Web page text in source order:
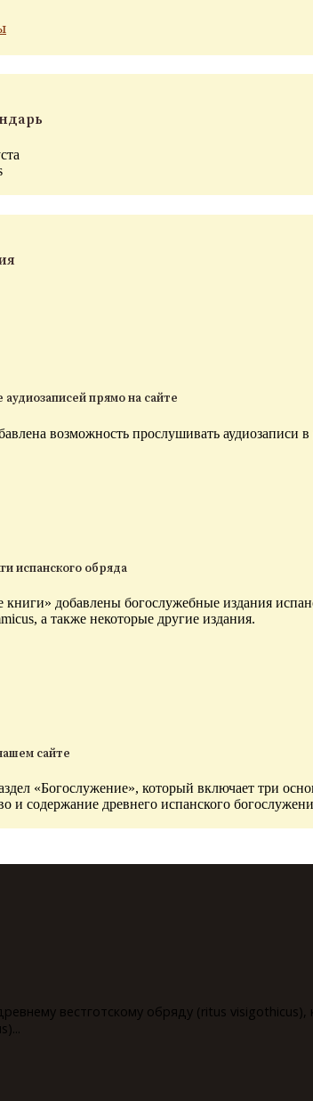
прямо на сайте
возможность прослушивать аудиозаписи
испанского обряда
книги» добавлены богослужебные издания
а также некоторые другие издания.
сайте
«Богослужение», который включает три
и содержание древнего испанского
вестготскому обряду (ritus